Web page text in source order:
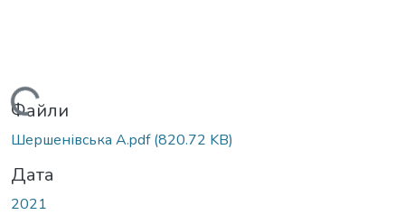
Вантажиться...
Файли
Шершенівська А.pdf(820.72 KB)
Дата
2021